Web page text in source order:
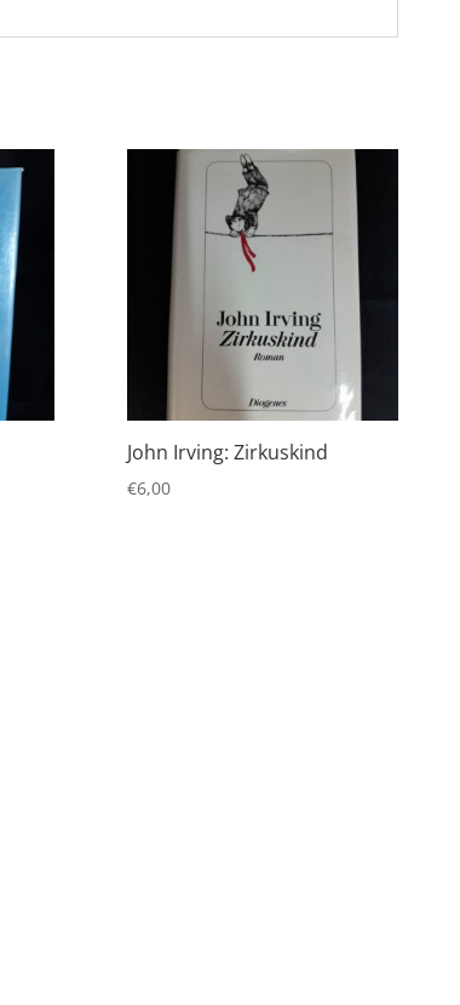
John Irving: Zirkuskind
€6,00